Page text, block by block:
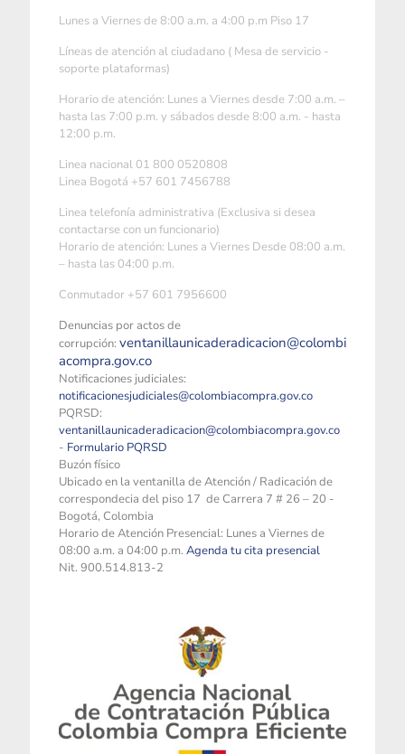
Lunes a Viernes de 8:00 a.m. a 4:00 p.m Piso 17
Líneas de atención al ciudadano ( Mesa de servicio -
soporte plataformas)
Horario de atención: Lunes a Viernes desde 7:00 a.m. –
hasta las 7:00 p.m. y sábados desde 8:00 a.m. - hasta
12:00 p.m.
Linea nacional 01 800 0520808
Linea Bogotá +57 601 7456788
Linea telefonía administrativa (Exclusiva si desea
contactarse con un funcionario)
Horario de atención: Lunes a Viernes Desde 08:00 a.m.
– hasta las 04:00 p.m.
Conmutador +57 601 7956600
Denuncias por actos de
corrupción: ventanillaunicaderadicacion@colombi
acompra.gov.co
Notificaciones judiciales:
notificacionesjudiciales@colombiacompra.gov.co
PQRSD:
ventanillaunicaderadicacion@colombiacompra.gov.co
- Formulario PQRSD
Buzón físico
Ubicado en la ventanilla de Atención / Radicación de
correspondecia del piso 17 de Carrera 7 # 26 – 20 -
Bogotá, Colombia
Horario de Atención Presencial: Lunes a Viernes de
08:00 a.m. a 04:00 p.m. Agenda tu cita presencial
Nit. 900.514.813-2